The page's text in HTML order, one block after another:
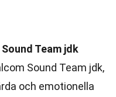
Team jdk
Sound Team jdk,
och emotionella